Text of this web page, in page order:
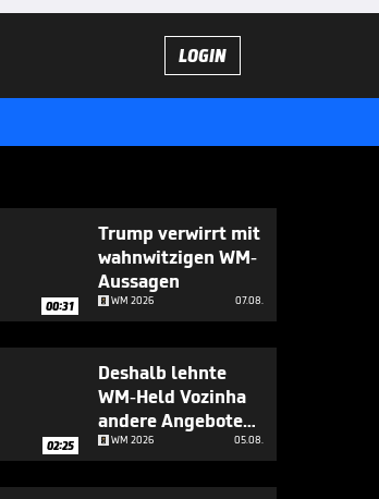
LOGIN
00:31
Trump verwirrt mit
wahnwitzigen WM-
Aussagen
WM 2026 07.08.
02:25
Deshalb lehnte
WM-Held Vozinha
andere Angebote
abWM 2026 05.08.